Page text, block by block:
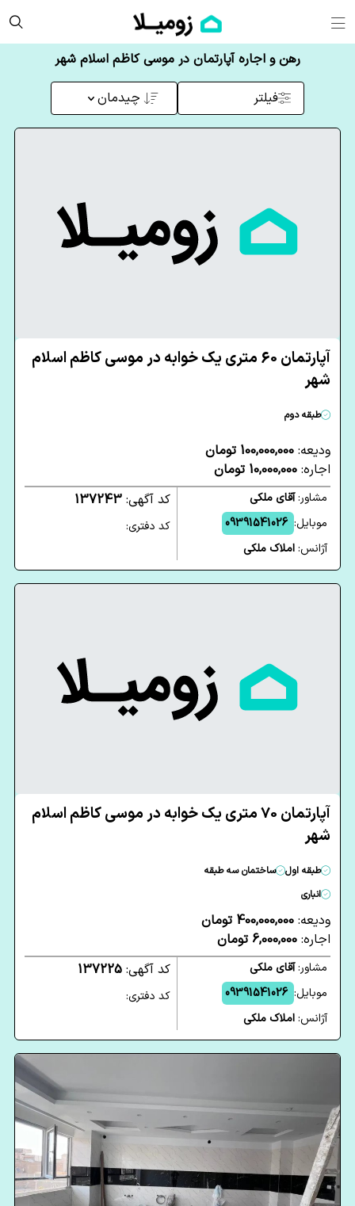
رهن و اجاره آپارتمان در موسی کاظم اسلام شهر
فیلتر چیدمان
آپارتمان 60 متری یک خوابه در موسی کاظم اسلام
شهر
طبقه دوم
ودیعه: 100,000,000 تومان
اجاره: 10,000,000 تومان
مشاور:آقای ملکی
موبایل: 09391541026
آژانس:املاک ملکی
کد آگهی: 137243
کد دفتری:
آپارتمان 70 متری یک خوابه در موسی کاظم اسلام
شهر
طبقه اول
ساختمان سه طبقه
انباری
ودیعه: 400,000,000 تومان
اجاره: 6,000,000 تومان
مشاور:آقای ملکی
موبایل: 09391541026
آژانس:املاک ملکی
کد آگهی: 137225
کد دفتری: